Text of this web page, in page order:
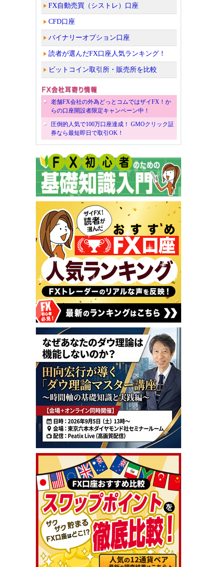
FX自動売買（シストレ）口座
CFD口座
バイナリーオプション口座
読者が選んだFX口座人気ランキング！
ビットコイン取引所・販売所を比較
老舗FX会社の外為どっとコムではザイFX！か
らの口座開設者限定キャンペーン中！
圧倒的人気で100万口座達成！ GMOクリック証
券なら最短即日で取引OK！